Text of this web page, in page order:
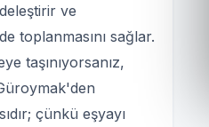
ve
toplanmasını sağlar.
taşınıyorsanız,
çünkü eşyayı